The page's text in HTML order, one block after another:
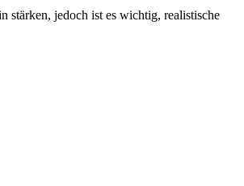
stärken, jedoch ist es wichtig, realistische